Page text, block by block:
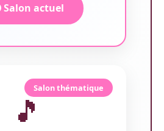
Salon actuel
Salon thématique
🎵